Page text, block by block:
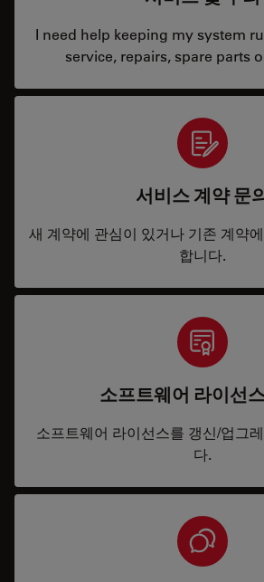
I need help keeping my system
service, repairs, spare parts
서비스 계약 문의
새 계약에 관심이 있거나 기존 계약
합니다.
소프트웨어 라이선
소프트웨어 라이선스를 갱신/업그
다.